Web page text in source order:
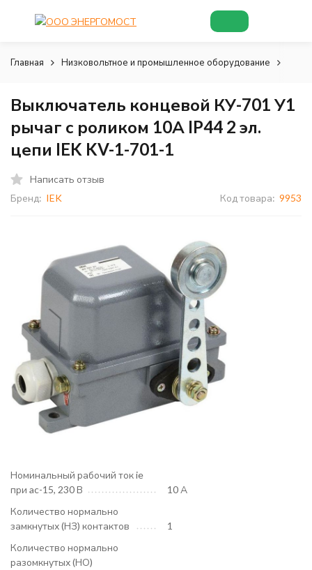
Главная Низковольтное и промышленное оборудование
Выключатель концевой КУ-701 У1
рычаг с роликом 10А IP44 2 эл.
цепи IEK KV-1-701-1
Написать отзыв
Бренд: IEK Код товара: 9953
Номинальный рабочий ток ie
при ac-15, 230 В
10 А
Количество нормально
замкнутых (НЗ) контактов
1
Количество нормально
разомкнутых (НО)